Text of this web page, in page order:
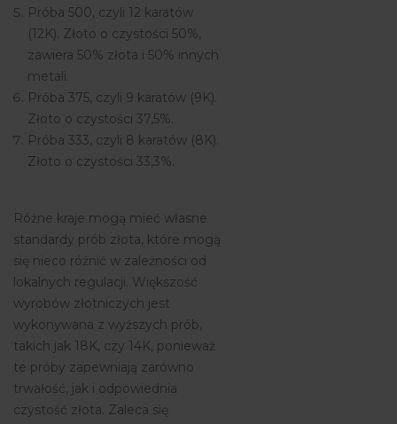
Próba 500, czyli 12 karatów
(12K). Złoto o czystości 50%,
zawiera 50% złota i 50% innych
metali.
Próba 375, czyli 9 karatów (9K).
Złoto o czystości 37,5%.
Próba 333, czyli 8 karatów (8K).
Złoto o czystości 33,3%.
Różne kraje mogą mieć własne
standardy prób złota, które mogą
się nieco różnić w zależności od
lokalnych regulacji. Większość
wyrobów złotniczych jest
wykonywana z wyższych prób,
takich jak 18K, czy 14K, ponieważ
te próby zapewniają zarówno
trwałość, jak i odpowiednia
czystość złota. Zaleca się